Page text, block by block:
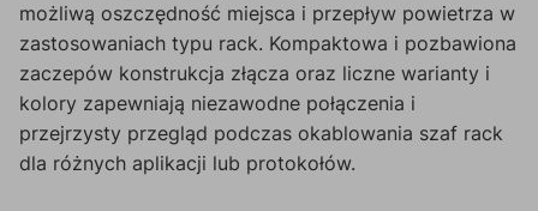
możliwą oszczędność miejsca i przepływ powietrza w
zastosowaniach typu rack. Kompaktowa i pozbawiona
zaczepów konstrukcja złącza oraz liczne warianty i
kolory zapewniają niezawodne połączenia i
przejrzysty przegląd podczas okablowania szaf rack
dla różnych aplikacji lub protokołów.